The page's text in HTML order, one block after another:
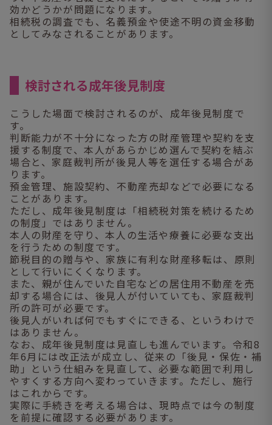
効かどうかが問題になります。
相続税の調査でも、名義預金や使途不明の資金移動
としてみなされることがあります。
検討される成年後見制度
こうした場面で検討されるのが、成年後見制度で
す。
判断能力が不十分になった方の財産管理や契約を支
援する制度で、本人があらかじめ選んで契約を結ぶ
場合と、家庭裁判所が後見人等を選任する場合があ
ります。
預金管理、施設契約、不動産売却などで必要になる
ことがあります。
ただし、成年後見制度は「相続税対策を続けるため
の制度」ではありません。
本人の財産を守り、本人の生活や療養に必要な支出
を行うための制度です。
節税目的の贈与や、家族に有利な財産移転は、原則
として行いにくくなります。
また、親が住んでいた自宅などの居住用不動産を売
却する場合には、後見人が付いていても、家庭裁判
所の許可が必要です。
後見人がいれば何でもすぐにできる、というわけで
はありません。
なお、成年後見制度は見直しも進んでいます。令和8
年6月には改正法が成立し、従来の「後見・保佐・補
助」という仕組みを見直して、必要な範囲で利用し
やすくする方向へ変わっていきます。ただし、施行
はこれからです。
実際に手続きを考える場合は、現時点では今の制度
を前提に確認する必要があります。